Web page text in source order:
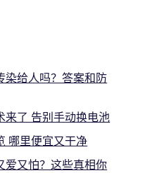
染给人吗？答案和防
来了 告别手动换电池
哪里便宜又干净
爱又怕？这些真相你